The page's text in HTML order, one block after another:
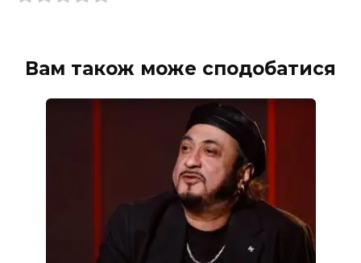
Вам також може сподобатися